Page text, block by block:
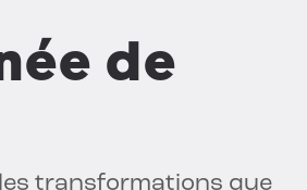
de
transformations que